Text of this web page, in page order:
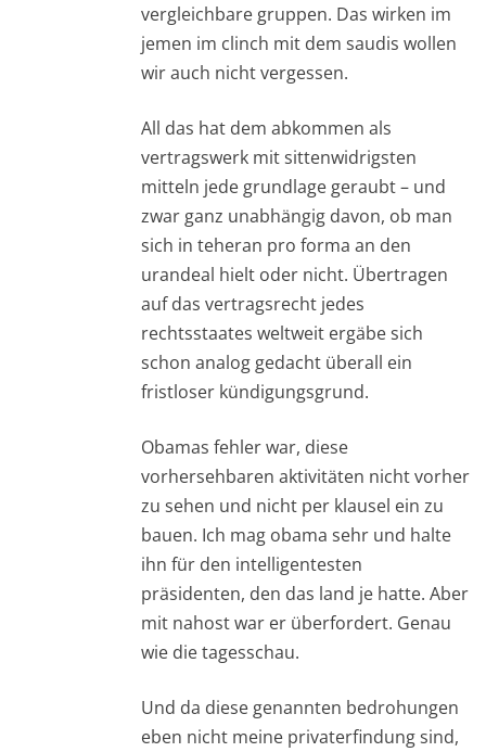
vergleichbare gruppen. Das wirken im
jemen im clinch mit dem saudis wollen
wir auch nicht vergessen.
All das hat dem abkommen als
vertragswerk mit sittenwidrigsten
mitteln jede grundlage geraubt – und
zwar ganz unabhängig davon, ob man
sich in teheran pro forma an den
urandeal hielt oder nicht. Übertragen
auf das vertragsrecht jedes
rechtsstaates weltweit ergäbe sich
schon analog gedacht überall ein
fristloser kündigungsgrund.
Obamas fehler war, diese
vorhersehbaren aktivitäten nicht vorher
zu sehen und nicht per klausel ein zu
bauen. Ich mag obama sehr und halte
ihn für den intelligentesten
präsidenten, den das land je hatte. Aber
mit nahost war er überfordert. Genau
wie die tagesschau.
Und da diese genannten bedrohungen
eben nicht meine privaterfindung sind,